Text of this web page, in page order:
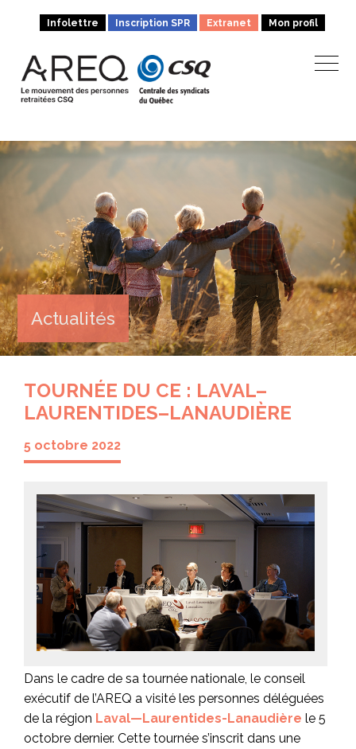
Infolettre Inscription SPR Extranet Mon profil
Actualités
TOURNÉE DU CE : LAVAL–
LAURENTIDES–LANAUDIÈRE
5 octobre 2022
Dans le cadre de sa tournée nationale, le conseil
exécutif de l’AREQ a visité les personnes déléguées
de la région Laval—Laurentides-Lanaudière le 5
octobre dernier. Cette tournée s’inscrit dans une